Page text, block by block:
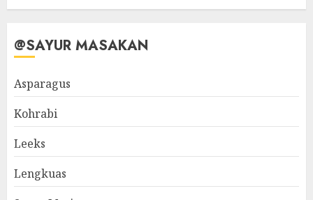
@SAYUR MASAKAN
Asparagus
Kohrabi
Leeks
Lengkuas